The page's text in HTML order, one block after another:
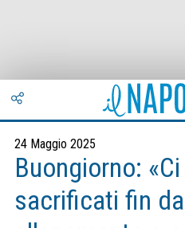
24 Maggio 2025
Buongiorno:
sacrificati fin